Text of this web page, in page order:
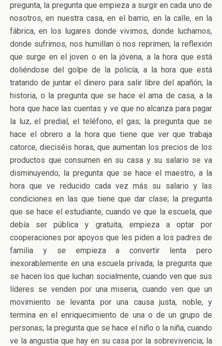
pregunta, la pregunta que empieza a surgir en cada uno de
nosotros, en nuestra casa, en el barrio, en la calle, en la
fábrica, en los lugares donde vivimos, donde luchamos,
donde sufrimos, nos humillan o nos reprimen; la reflexión
que surge en el joven o en la jóvena, a la hora que está
doliéndose del golpe de la policía, a la hora que está
tratando de juntar el dinero para salir libre del apañón; la
historia, o la pregunta que se hace el ama de casa, a la
hora que hace las cuentas y ve que no alcanza para pagar
la luz, el predial, el teléfono, el gas; la pregunta que se
hace el obrero a la hora que tiene que ver que trabaja
catorce, dieciséis horas, que aumentan los precios de los
productos que consumen en su casa y su salario se va
disminuyendo; la pregunta que se hace el maestro, a la
hora que ve reducido cada vez más su salario y las
condiciones en las que tiene que dar clase; la pregunta
que se hace el estudiante, cuando ve que la escuela, que
debía ser pública y gratuita, empieza a optar por
cooperaciones por apoyos que les piden a los padres de
familia y se empieza a convertir lenta pero
inexorablemente en una escuela privada; la pregunta que
se hacen los que luchan socialmente, cuando ven que sus
líderes se venden por una miseria, cuando ven que un
movimiento se levanta por una causa justa, noble, y
termina en el enriquecimiento de una o de un grupo de
personas; la pregunta que se hace el niño o la niña, cuando
ve la angustia que hay en su casa por la sobrevivencia; la